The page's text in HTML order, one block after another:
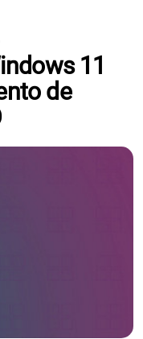
11
de